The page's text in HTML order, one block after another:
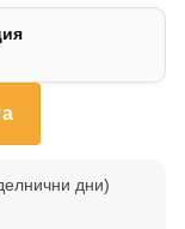
дни)